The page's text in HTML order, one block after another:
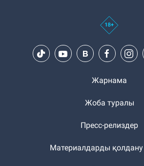
Жарнама
Жоба туралы
Пресс-релиздер
Материалдарды қолдану